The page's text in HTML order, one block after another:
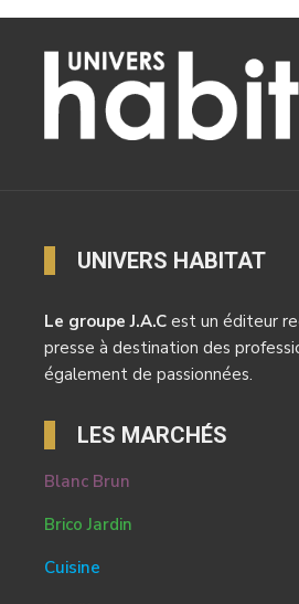
UNIVERS HABITAT
Le groupe J.A.C est un éditeur
presse à destination des
également de passionnées.
LES MARCHÉS
Blanc Brun
Brico Jardin
Cuisine